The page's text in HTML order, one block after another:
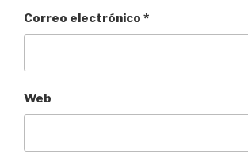
Correo electrónico *
Web